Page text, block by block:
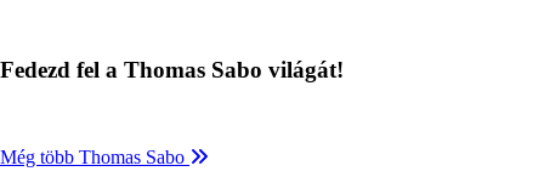
Fedezd fel a Thomas Sabo világát!
Még több Thomas Sabo